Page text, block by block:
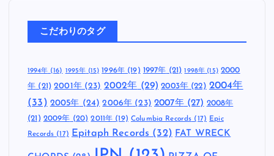
こだわりのタグ
1994年(16) 1995年 (15) 1996年(19) 1997年 (21) 1998年 (15) 2000
年 (21) 2001年(23) 2002年 (29) 2003年 (22) 2004年
(33) 2005年 (24) 2006年 (23) 2007年(27) 2008年
(21) 2009年 (20) 2011年 (19) Columbia Records (17) Epic
Records (17) Epitaph Records (32) FAT WRECK